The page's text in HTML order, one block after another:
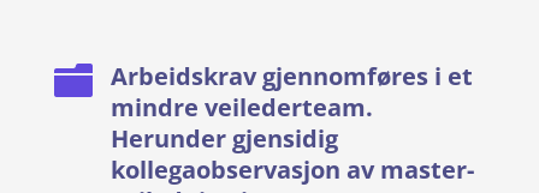
 Arbeidskrav gjennomføres i et
mindre veilederteam.
Herunder gjensidig
kollegaobservasjon av master-